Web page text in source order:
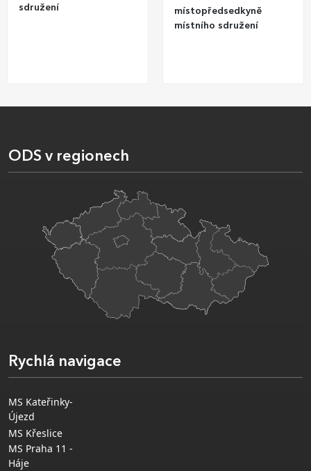
sdružení
místopředsedkyně
místního sdružení
ODS v regionech
Rychlá navigace
MS Kateřinky-
Újezd
MS Křeslice
MS Praha 11 -
Háje